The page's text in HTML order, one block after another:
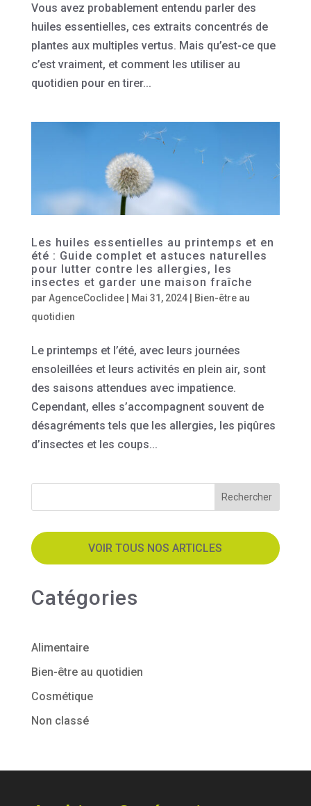
Vous avez probablement entendu parler des
huiles essentielles, ces extraits concentrés de
plantes aux multiples vertus. Mais qu’est-ce que
c’est vraiment, et comment les utiliser au
quotidien pour en tirer...
Les huiles essentielles au printemps et en
été : Guide complet et astuces naturelles
pour lutter contre les allergies, les
insectes et garder une maison fraîche
par AgenceCoclidee| Mai 31, 2024|
Bien-être au
quotidien
Le printemps et l’été, avec leurs journées
ensoleillées et leurs activités en plein air, sont
des saisons attendues avec impatience.
Cependant, elles s’accompagnent souvent de
désagréments tels que les allergies, les piqûres
d’insectes et les coups...
Rechercher
VOIR TOUS NOS ARTICLES
Catégories
Alimentaire
Bien-être au quotidien
Cosmétique
Non classé